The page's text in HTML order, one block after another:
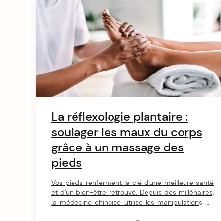
mental. Alors quel massage pour vos besoins ? De
la détente, de la stimulation, un soin relaxant ou
tonique ? Suivez le guide pour découvrir les
secrets des massages Du Monde, leurs vertus
insoupçonnées et comment choisir la bonne
technique.
La réflexologie plantaire :
soulager les maux du corps
grâce à un massage des
pieds
Vos pieds renferment la clé d'une meilleure santé
et d'un bien-être retrouvé. Depuis des millénaires,
la médecine chinoise utilise les manipulations de